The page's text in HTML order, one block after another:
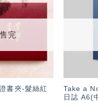
加入
望輕
完
書夾-髮絲紅
Take a
日誌 A6(